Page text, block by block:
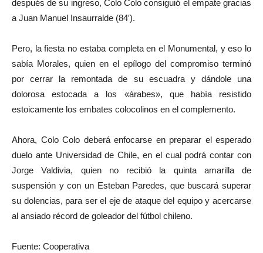
después de su ingreso, Colo Colo consiguió el empate gracias
a Juan Manuel Insaurralde (84′).
Pero, la fiesta no estaba completa en el Monumental, y eso lo
sabía Morales, quien en el epílogo del compromiso terminó
por cerrar la remontada de su escuadra y dándole una
dolorosa estocada a los «árabes», que había resistido
estoicamente los embates colocolinos en el complemento.
Ahora, Colo Colo deberá enfocarse en preparar el esperado
duelo ante Universidad de Chile, en el cual podrá contar con
Jorge Valdivia, quien no recibió la quinta amarilla de
suspensión y con un Esteban Paredes, que buscará superar
su dolencias, para ser el eje de ataque del equipo y acercarse
al ansiado récord de goleador del fútbol chileno.
Fuente: Cooperativa